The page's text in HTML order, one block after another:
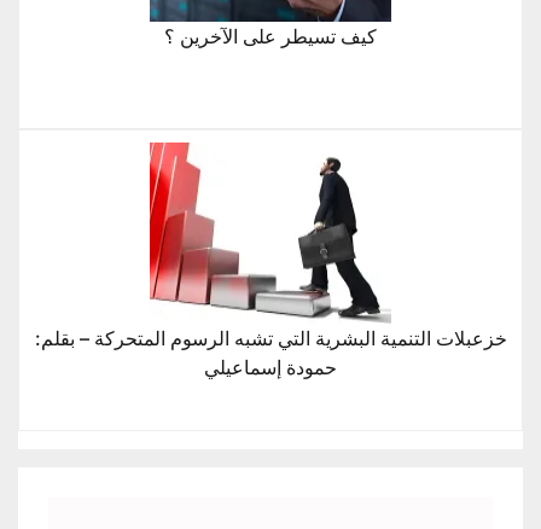
كيف تسيطر على الآخرين ؟
خزعبلات التنمية البشرية التي تشبه الرسوم المتحركة – بقلم:
حمودة إسماعيلي